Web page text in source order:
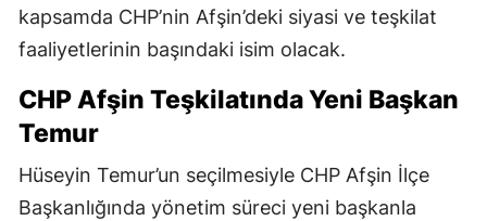
kapsamda CHP’nin Afşin’deki siyasi ve teşkilat
faaliyetlerinin başındaki isim olacak.
CHP Afşin Teşkilatında Yeni Başkan
Temur
Hüseyin Temur’un seçilmesiyle CHP Afşin İlçe
Başkanlığında yönetim süreci yeni başkanla